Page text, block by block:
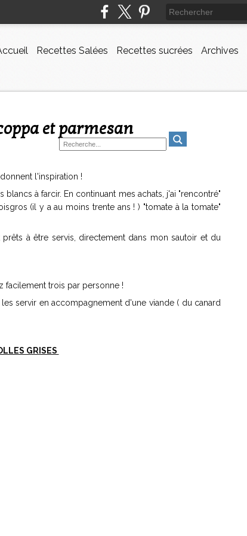
Recettes Salées Recettes sucrées Archives
et parmesan
l'inspiration !
à farcir. En continuant mes achats, j'ai "rencontré"
(il y a au moins trente ans ! ) "tomate à la tomate"
à être servis, directement dans mon sautoir et du
facilement trois par personne !
servir en accompagnement d'une viande ( du canard
GRISES